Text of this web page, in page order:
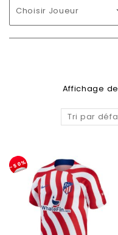
Choisir Joueur
Affichage
Tri par
-50%